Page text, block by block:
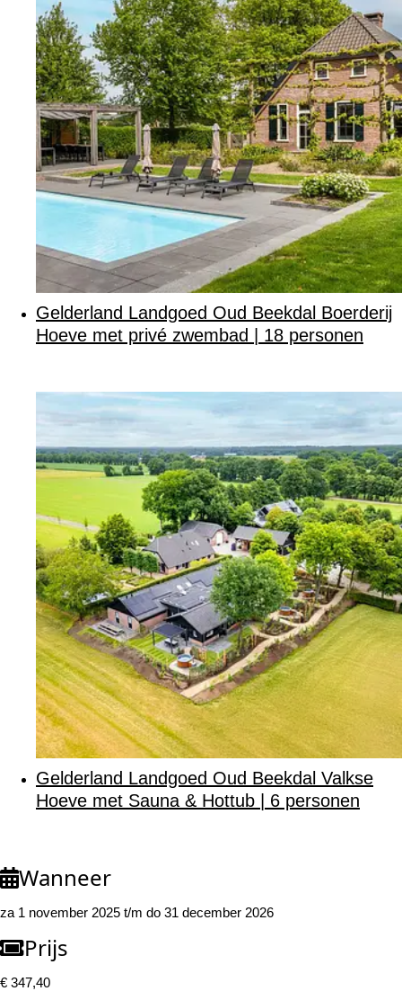
Gelderland Landgoed Oud Beekdal Boerderij
Hoeve met privé zwembad | 18 personen
Gelderland Landgoed Oud Beekdal Valkse
Hoeve met Sauna & Hottub | 6 personen
Wanneer
za 1 november 2025 t/m do 31 december 2026
Prijs
€ 347,40